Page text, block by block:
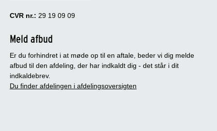
CVR nr.: 29 19 09 09
Meld afbud
Er du forhindret i at møde op til en aftale, beder vi dig melde
afbud til den afdeling, der har indkaldt dig - det står i dit
indkaldebrev.
Du finder afdelingen i afdelingsoversigten